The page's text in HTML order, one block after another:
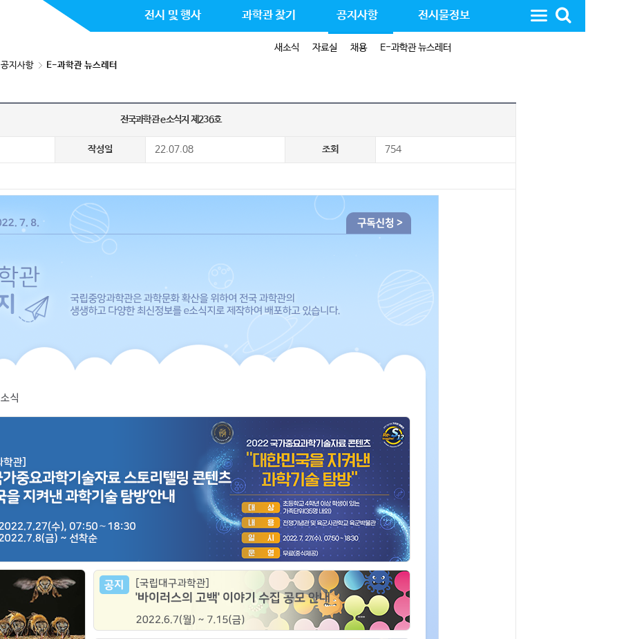
전시 및 행사 과학관 찾기 공지사항
새소식 자료실 채용 E-과학관 뉴스레터
전시물정보
공지사항 E-과학관 뉴스레터
전국과학관 e소식지 제236호
작성일 22.07.08 조회 754